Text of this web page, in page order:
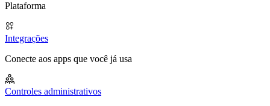
Plataforma
Integrações
Conecte aos apps que você já usa
Controles administrativos